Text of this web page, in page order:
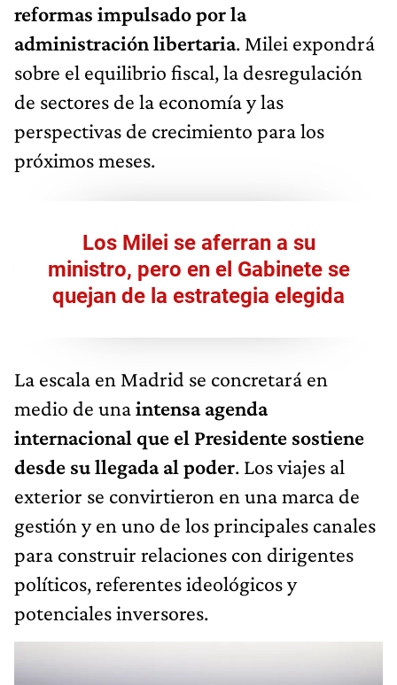
reformas impulsado por la
administración libertaria. Milei expondrá
sobre el equilibrio fiscal, la desregulación
de sectores de la economía y las
perspectivas de crecimiento para los
próximos meses.
Los Milei se aferran a su
ministro, pero en el Gabinete se
quejan de la estrategia elegida
La escala en Madrid se concretará en
medio de unaintensa agenda
internacional que el Presidente sostiene
desde su llegada al poder. Los viajes al
exterior se convirtieron en una marca de
gestión y en uno de los principales canales
para construir relaciones con dirigentes
políticos, referentes ideológicos y
potenciales inversores.